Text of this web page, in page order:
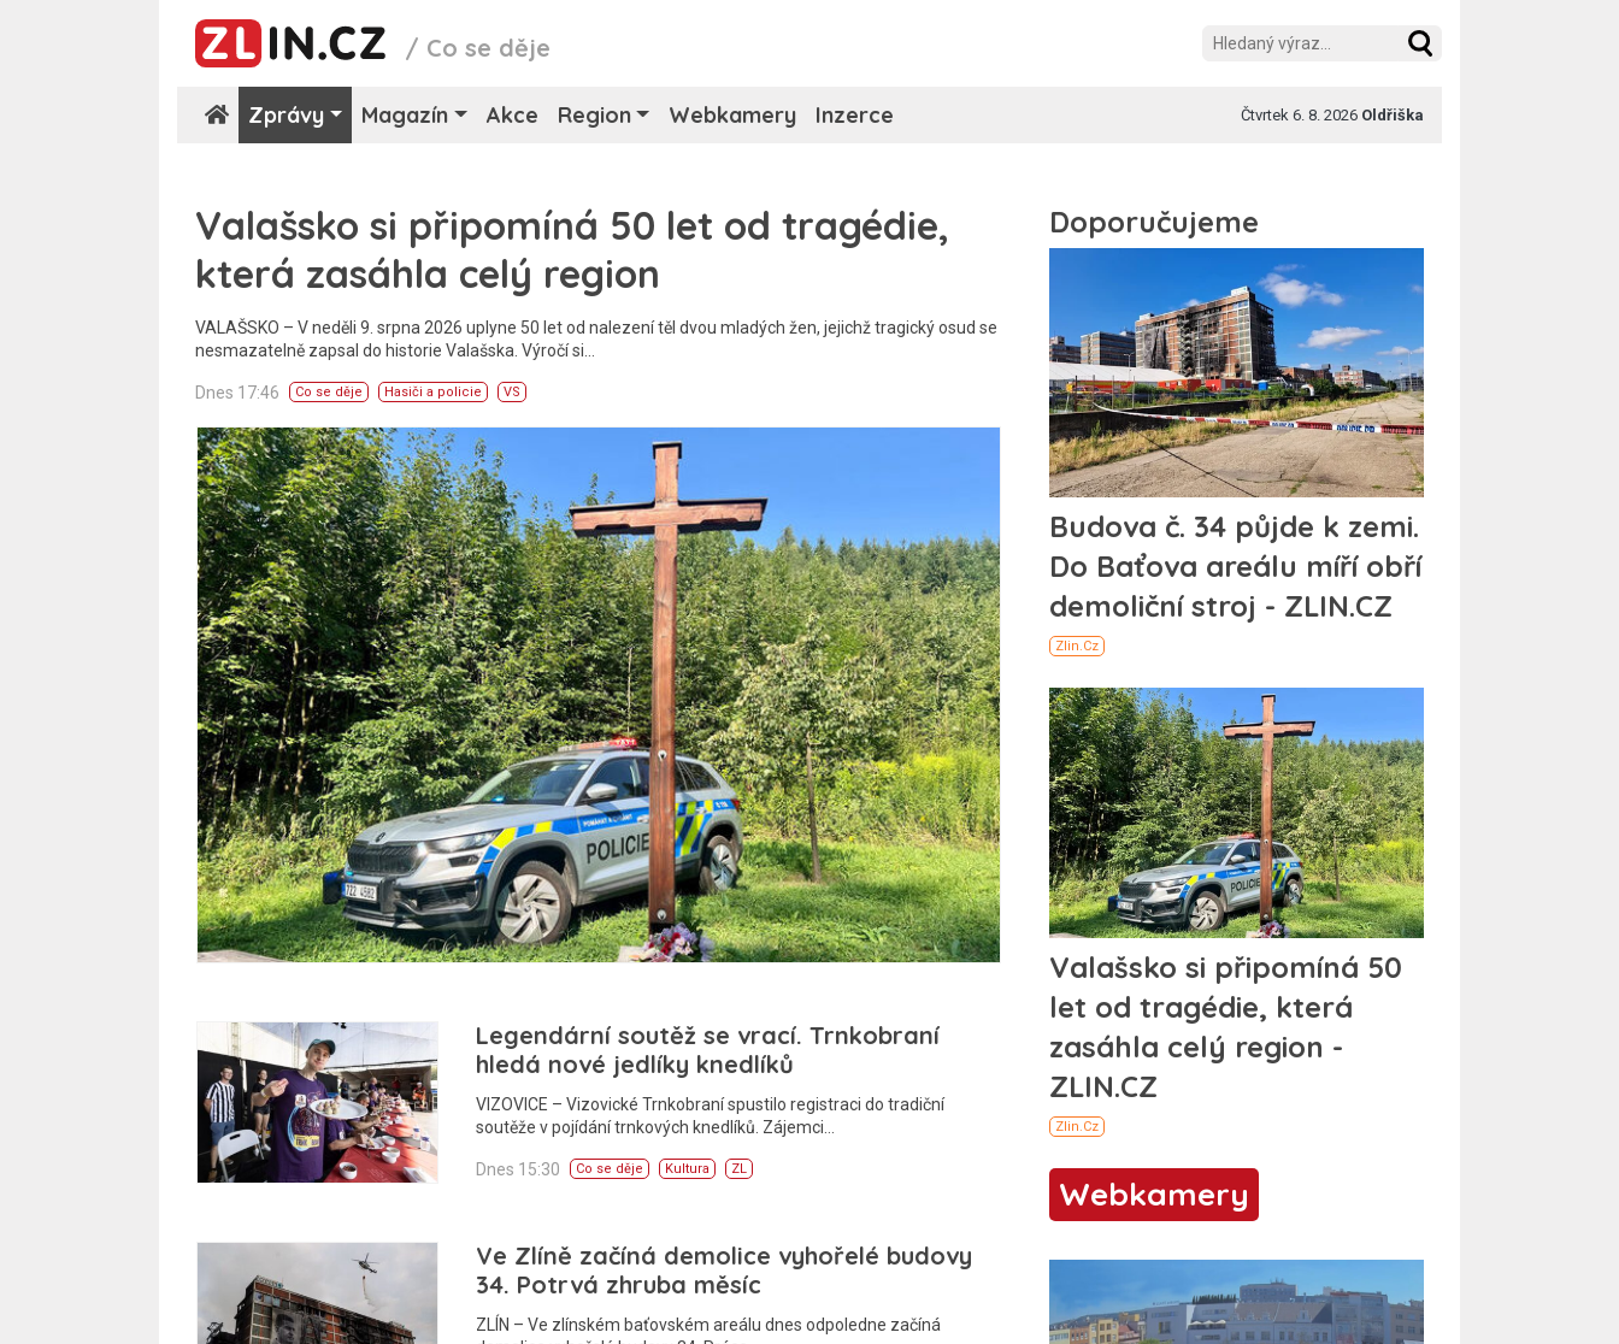
/ Co se děje
Zprávy Magazín Akce Region Webkamery Inzerce Čtvrtek 6. 8. 2026 Oldřiška
Valašsko si připomíná 50 let od tragédie,
která zasáhla celý region
VALAŠSKO – V neděli 9. srpna 2026 uplyne 50 let od nalezení těl dvou mladých žen, jejichž tragický osud se
nesmazatelně zapsal do historie Valašska. Výročí si…
Dnes 17:46 Co se děje Hasiči a policie VS
Legendární soutěž se vrací. Trnkobraní
hledá nové jedlíky knedlíků
VIZOVICE – Vizovické Trnkobraní spustilo registraci do tradiční
soutěže v pojídání trnkových knedlíků. Zájemci…
Dnes 15:30 Co se děje Kultura ZL
Ve Zlíně začíná demolice vyhořelé budovy
34. Potrvá zhruba měsíc
ZLÍN – Ve zlínském baťovském areálu dnes odpoledne začíná
Webkamery